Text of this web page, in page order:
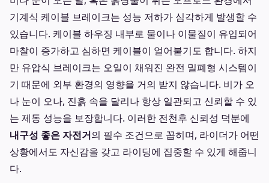
기계식 케이블 브레이크는 성능 저하가 심각하게 발생할 수
있습니다. 케이블 하우징 내부로 물이나 이물질이 유입되어
마찰이 증가하고 심하면 케이블이 얼어붙기도 합니다. 하지
만 유압식 브레이크는 오일이 채워진 완전 밀폐형 시스템이
기 때문에 외부 환경의 영향을 거의 받지 않습니다. 비가 오
나 눈이 오나, 진흙 속을 달리나 항상 일관되고 신뢰할 수 있
는 제동 성능을 보장합니다. 이러한 전천후 신뢰성 덕분에
내구성 좋은 자전거의 필수 조건으로 꼽히며, 라이더가 어떤
상황에서도 자신감을 갖고 라이딩에 집중할 수 있게 해줍니
다.